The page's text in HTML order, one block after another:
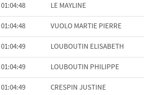
01:04:48 LE MAYLINE
01:04:48 VUOLO MARTIE PIERRE
01:04:49 LOUBOUTIN ELISABETH
01:04:49 LOUBOUTIN PHILIPPE
01:04:49 CRESPIN JUSTINE